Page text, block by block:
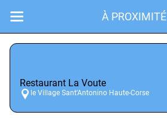
À PROXIMITÉ
Restaurant La Voute
le Village Sant'Antonino Haute-Corse